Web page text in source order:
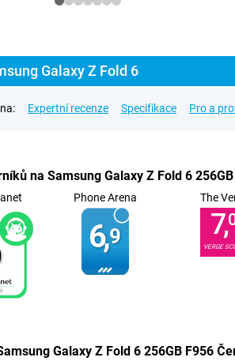
Galaxy Z Fold 6
Expertní recenze Specifikace Pro a
na Samsung Galaxy Z Fold 6
Phone Arena
6,9
The
7,0
VERGE
Galaxy Z Fold 6 256GB F956